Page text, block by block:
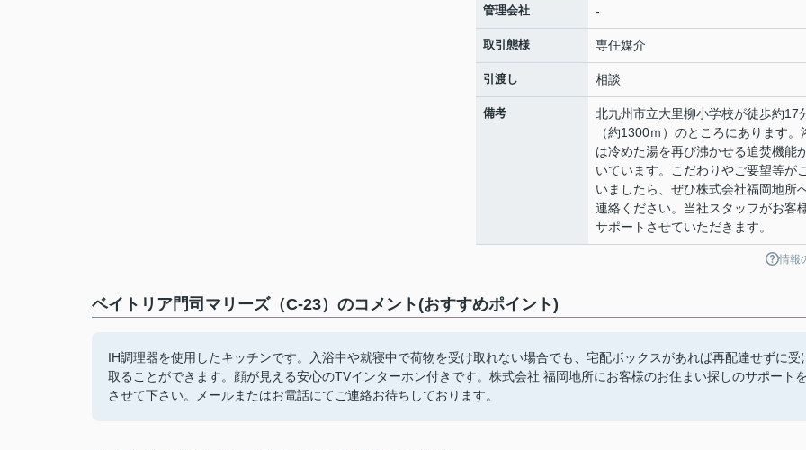
管理会社 -
取引態様 専任媒介
引渡し 相談
備考
北九州市立大里柳小学校が徒歩約17
（約1300ｍ）のところにあります。
は冷めた湯を再び沸かせる追焚機能
いています。こだわりやご要望等が
いましたら、ぜひ株式会社福岡地所
連絡ください。当社スタッフがお客
サポートさせていただきます。
情報
ベイトリア門司マリーズ（C-23）のコメント(おすすめポイント)
IH調理器を使用したキッチンです。入浴中や就寝中で荷物を受け取れない場合でも、宅配ボックスがあれば再配達せずに受
取ることができます。顔が見える安心のTVインターホン付きです。株式会社 福岡地所にお客様のお住まい探しのサポート
させて下さい。メールまたはお電話にてご連絡お待ちしております。